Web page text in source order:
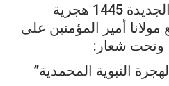
بمناسبة السنة الهجرية الجديدة 1445 هجرية
للذكرى 24 لتربع مولانا أمير المؤمنين على
وتحت شعار:
النبوية المحمدية”